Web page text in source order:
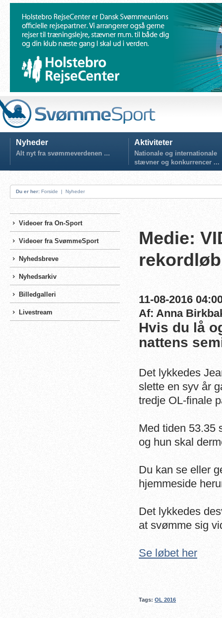
Nyheder
Alt nyt fra svømmeverdenen ...
Aktiviteter
Nationale og internationale
stævner og konkurrencer ...
Du er her: Forside | Nyheder
Videoer fra On-Sport
Videoer fra SvømmeSport
Nyhedsbreve
Nyhedsarkiv
Billedgalleri
Livestream
Medie:
11-08-2016
Af: Anna
Hvis du lå
nattens
Det lykkedes
slette en syv år
tredje OL-finale
Med tiden 53.35
og hun skal
Du kan se eller
hjemmeside
Det lykkedes
at svømme sig
Se løbet her
Tags: OL 2016